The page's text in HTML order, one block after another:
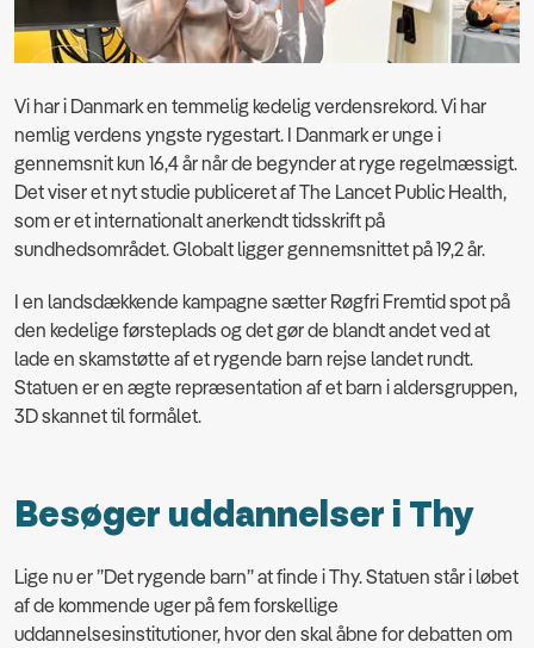
Vi har i Danmark en temmelig kedelig verdensrekord. Vi har
nemlig verdens yngste rygestart. I Danmark er unge i
gennemsnit kun 16,4 år når de begynder at ryge regelmæssigt.
Det viser et nyt studie publiceret af The Lancet Public Health,
som er et internationalt anerkendt tidsskrift på
sundhedsområdet. Globalt ligger gennemsnittet på 19,2 år.
I en landsdækkende kampagne sætter Røgfri Fremtid spot på
den kedelige førsteplads og det gør de blandt andet ved at
lade en skamstøtte af et rygende barn rejse landet rundt.
Statuen er en ægte repræsentation af et barn i aldersgruppen,
3D skannet til formålet.
Besøger uddannelser i Thy
Lige nu er ”Det rygende barn” at finde i Thy. Statuen står i løbet
af de kommende uger på fem forskellige
uddannelsesinstitutioner, hvor den skal åbne for debatten om